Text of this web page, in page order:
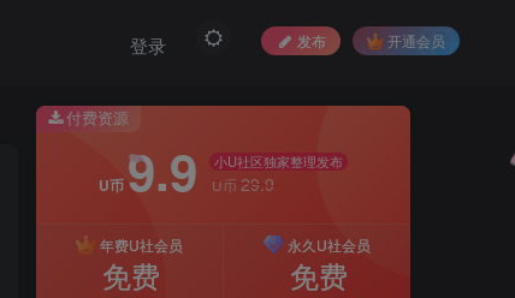
发布 开通会员
登录
付费资源
U币 9.9 小U社区独家整理发布
U币 29.9
年费U社会员
免费
永久U社会员
免费